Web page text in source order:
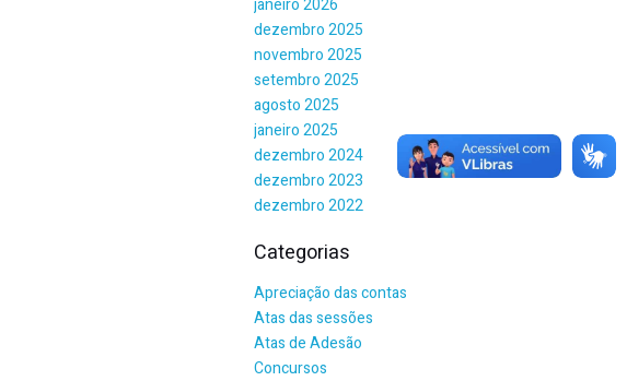
janeiro 2026
dezembro 2025
novembro 2025
setembro 2025
agosto 2025
janeiro 2025
dezembro 2024
dezembro 2023
dezembro 2022
Categorias
Apreciação das contas
Atas das sessões
Atas de Adesão
Concursos